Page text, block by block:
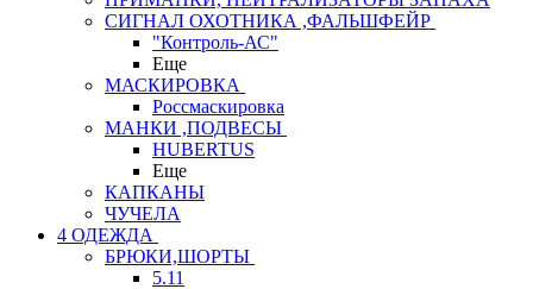
СИГНАЛ ОХОТНИКА ,ФАЛЬШФЕЙР
"Контроль-АС"
Еще
МАСКИРОВКА
Россмаскировка
МАНКИ ,ПОДВЕСЫ
HUBERTUS
Еще
КАПКАНЫ
ЧУЧЕЛА
4 ОДЕЖДА
БРЮКИ,ШОРТЫ
5.11